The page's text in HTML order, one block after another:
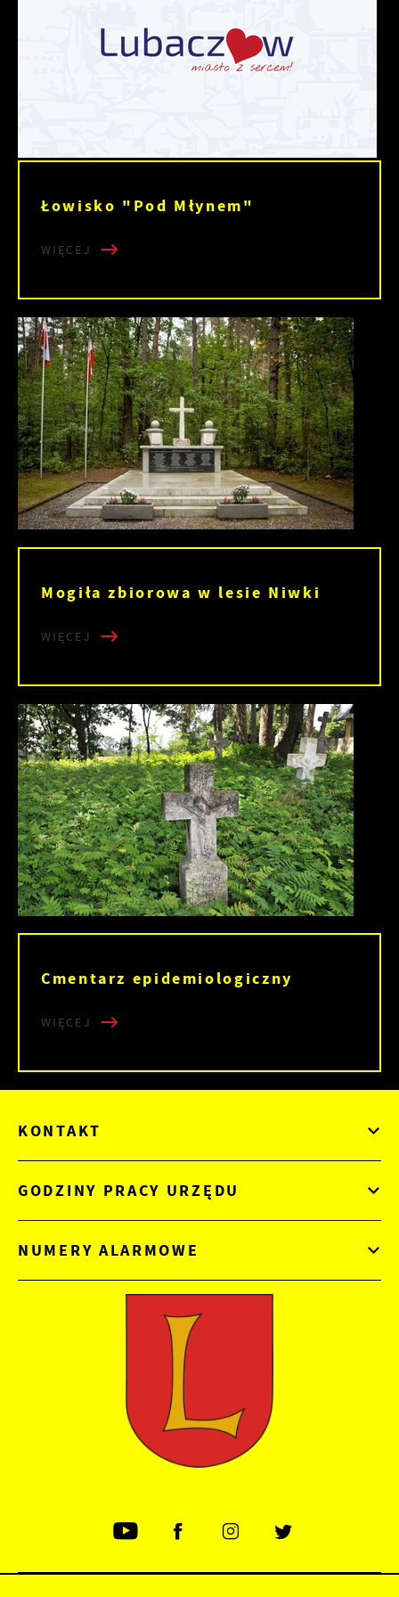
Łowisko "Pod Młynem"
WIĘCEJ
Mogiła zbiorowa w lesie Niwki
WIĘCEJ
Cmentarz epidemiologiczny
WIĘCEJ
KONTAKT
GODZINY PRACY URZĘDU
NUMERY ALARMOWE